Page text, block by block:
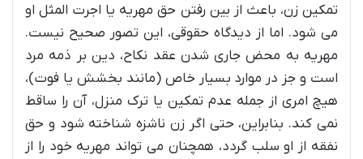
تمکین زن، باعث از بین رفتن حق مهریه یا اجرت المثل او
می شود. اما از دیدگاه حقوقی، این تصور صحیح نیست.
مهریه به محض جاری شدن عقد نکاح، دین بر ذمه مرد
است و جز در موارد بسیار خاص (مانند بخشش یا فوت)،
هیچ امری از جمله عدم تمکین یا ترک منزل، آن را ساقط
نمی کند. بنابراین، حتی اگر زن ناشزه شناخته شود و حق
نفقه از او سلب گردد، همچنان می تواند مهریه خود را از